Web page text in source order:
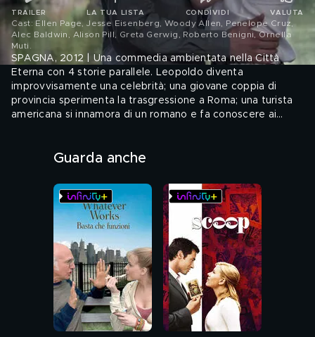
TRAILER LA TUA LISTA CONDIVIDI VALUTA
Cast: Ellen Page, Jesse Eisenberg, Woody Allen, Penelope Cruz,
Alec Baldwin, Alison Pill, Greta Gerwig, Roberto Benigni, Ornella
Muti
SPAGNA, 2012 | Una commedia ambientata nella Città
Eterna con 4 storie parallele. Leopoldo diventa
improvvisamente una celebrità; una giovane coppia di
provincia sperimenta la trasgressione a Roma; una turista
americana si innamora di un romano e fa conoscere ai
Genere: Commedia
Guarda anche